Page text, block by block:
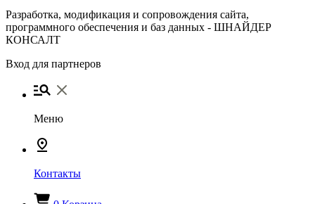
Разработка, модификация и сопровождения сайта,
программного обеспечения и баз данных - ШНАЙДЕР
КОНСАЛТ
Вход для партнеров
Меню
Контакты